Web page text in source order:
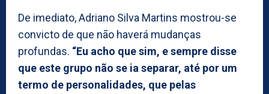
De imediato, Adriano Silva Martins mostrou-se
convicto de que não haverá mudanças
profundas. “Eu acho que sim, e sempre disse
que este grupo não se ia separar, até por um
termo de personalidades, que pelas